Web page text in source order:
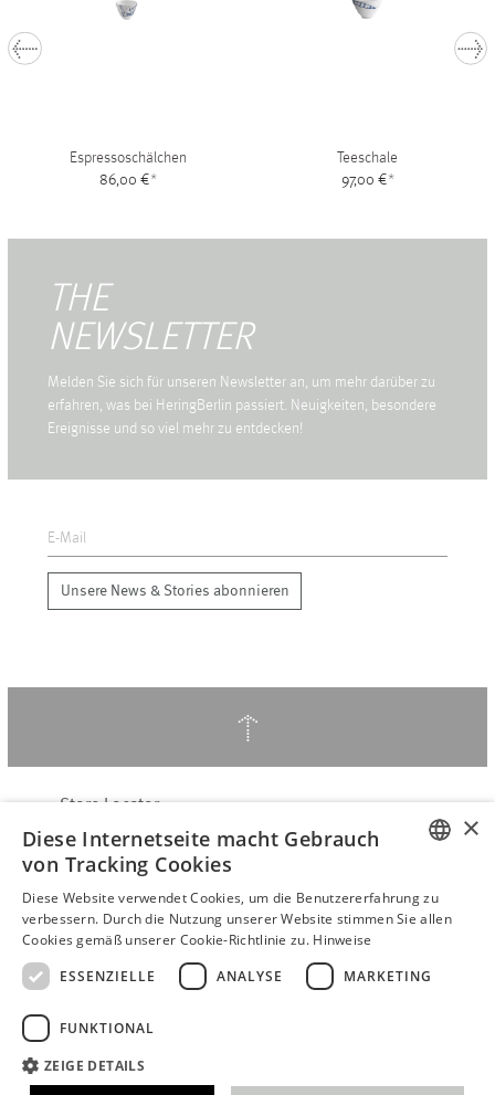
Espressoschälchen
86,00 €*
Teeschale
97,00 €*
THE
NEWSLETTER
Melden Sie sich für unseren Newsletter an, um mehr darüber zu
erfahren, was bei HeringBerlin passiert. Neuigkeiten, besondere
Ereignisse und so viel mehr zu entdecken!
Unsere News & Stories abonnieren
↑
Store Locator
Über Hering Berlin
Kundenservice
Kontakt
VERTRAG WIDERRUFEN
AGB
Barrierefreiheitserklärung
B2B login
GERMAN
×
Diese Internetseite macht Gebrauch
von Tracking Cookies
Diese Website verwendet Cookies, um die Benutzererfahrung zu
verbessern. Durch die Nutzung unserer Website stimmen Sie allen
Cookies gemäß unserer Cookie-Richtlinie zu. Hinweise
ESSENZIELLE
ANALYSE MARKETING
FUNKTIONAL
ZEIGE DETAILS